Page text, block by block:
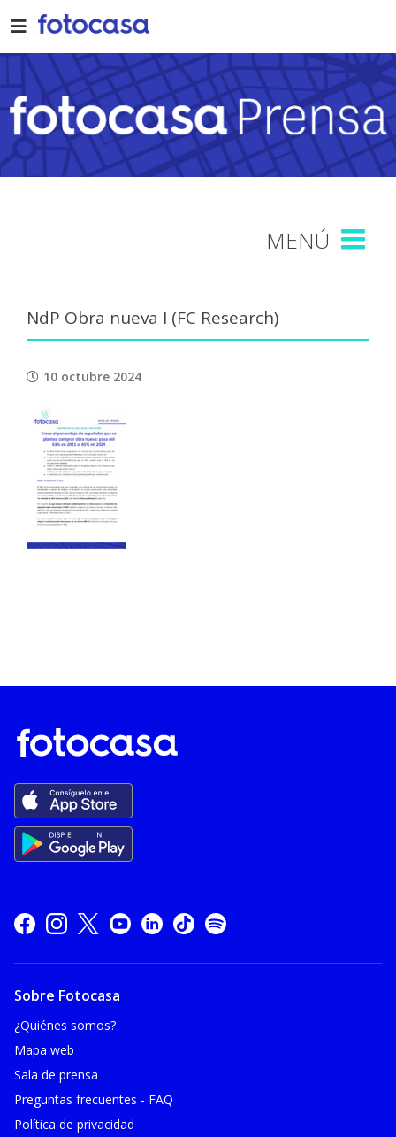
to
content
NdP Obra nueva I (FC Research)
10 octubre 2024
Sobre Fotocasa
¿Quiénes somos?
Mapa web
Sala de prensa
Preguntas frecuentes - FAQ
Política de privacidad